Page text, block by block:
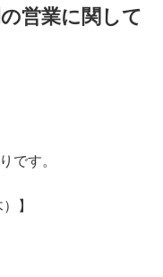
営業に関して
です。
】